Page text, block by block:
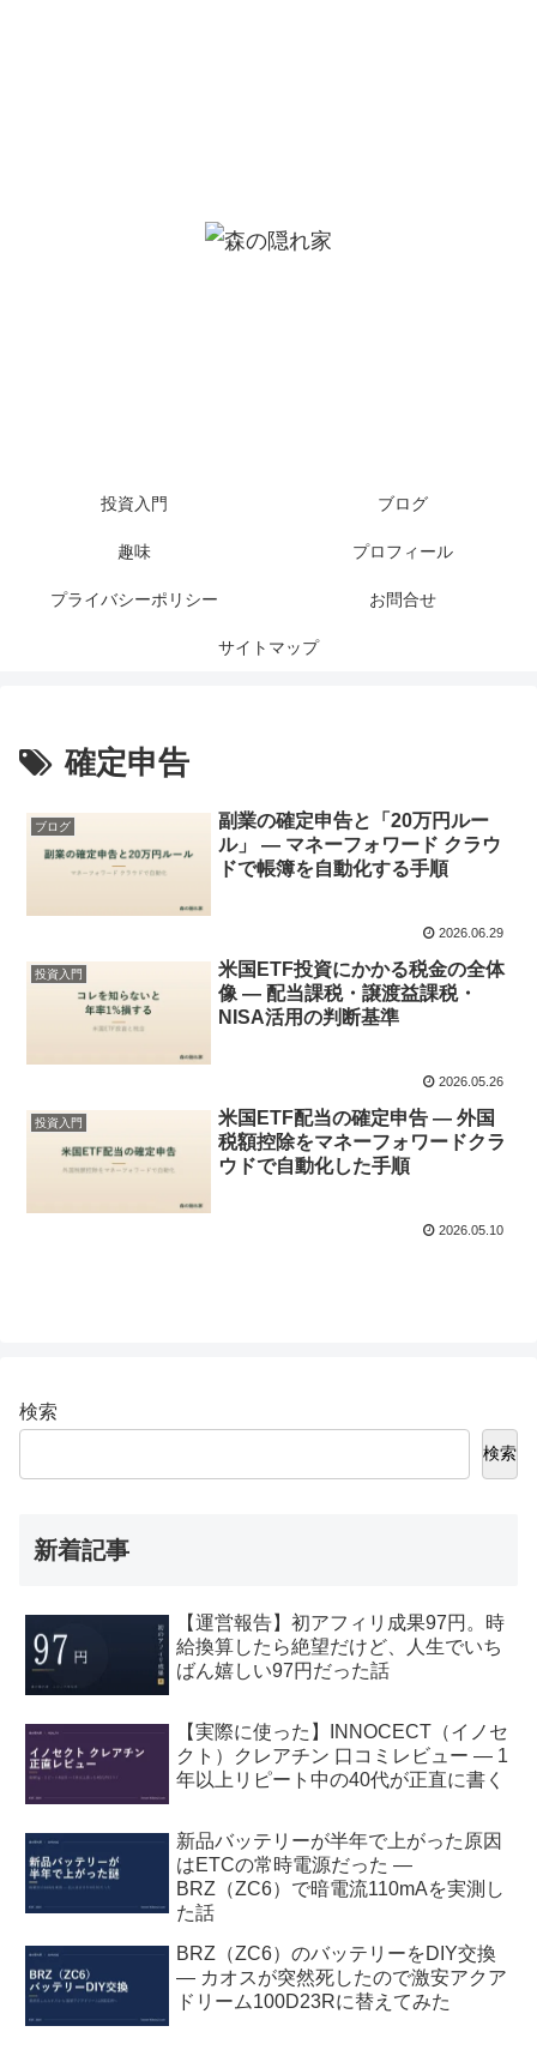
投資入門 ブログ
趣味 プロフィール
プライバシーポリシー お問合せ
サイトマップ
確定申告
ブログ
副業の確定申告と「20万円ルー
ル」 — マネーフォワード クラウ
ドで帳簿を自動化する手順
2026.06.29
投資入門
米国ETF投資にかかる税金の全体
像 — 配当課税・譲渡益課税・
NISA活用の判断基準
2026.05.26
投資入門
米国ETF配当の確定申告 — 外国
税額控除をマネーフォワードクラ
ウドで自動化した手順
2026.05.10
検索
検索
新着記事
【運営報告】初アフィリ成果97円。時
給換算したら絶望だけど、人生でいち
ばん嬉しい97円だった話
【実際に使った】INNOCECT（イノセ
クト）クレアチン 口コミレビュー — 1
年以上リピート中の40代が正直に書く
新品バッテリーが半年で上がった原因
はETCの常時電源だった —
BRZ（ZC6）で暗電流110mAを実測し
た話
BRZ（ZC6）のバッテリーをDIY交換
— カオスが突然死したので激安アクア
ドリーム100D23Rに替えてみた